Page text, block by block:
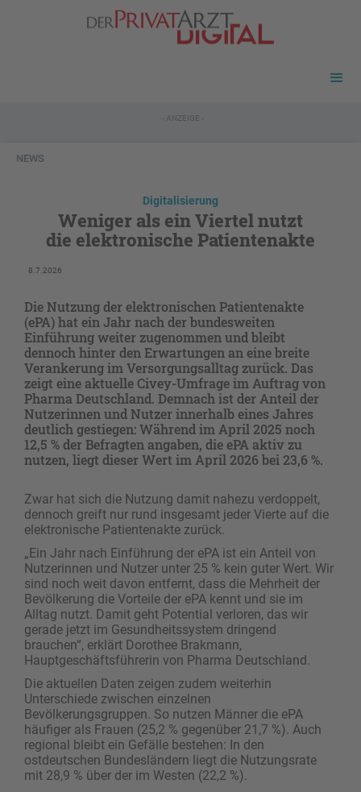
- ANZEIGE -
NEWS
Digitalisierung
Weniger als ein Viertel nutzt
die elektronische Patientenakte
8.7.2026
Die Nutzung der elektronischen Patientenakte
(ePA) hat ein Jahr nach der bundesweiten
Einführung weiter zugenommen und bleibt
dennoch hinter den Erwartungen an eine breite
Verankerung im Versorgungsalltag zurück. Das
zeigt eine aktuelle Civey-Umfrage im Auftrag von
Pharma Deutschland. Demnach ist der Anteil der
Nutzerinnen und Nutzer innerhalb eines Jahres
deutlich gestiegen: Während im April 2025 noch
12,5 % der Befragten angaben, die ePA aktiv zu
nutzen, liegt dieser Wert im April 2026 bei 23,6 %.
Zwar hat sich die Nutzung damit nahezu verdoppelt,
dennoch greift nur rund insgesamt jeder Vierte auf die
elektronische Patientenakte zurück.
„Ein Jahr nach Einführung der ePA ist ein Anteil von
Nutzerinnen und Nutzer unter 25 % kein guter Wert. Wir
sind noch weit davon entfernt, dass die Mehrheit der
Bevölkerung die Vorteile der ePA kennt und sie im
Alltag nutzt. Damit geht Potential verloren, das wir
gerade jetzt im Gesundheitssystem dringend
brauchen“, erklärt Dorothee Brakmann,
Hauptgeschäftsführerin von Pharma Deutschland.
Die aktuellen Daten zeigen zudem weiterhin
Unterschiede zwischen einzelnen
Bevölkerungsgruppen. So nutzen Männer die ePA
häufiger als Frauen (25,2 % gegenüber 21,7 %). Auch
regional bleibt ein Gefälle bestehen: In den
ostdeutschen Bundesländern liegt die Nutzungsrate
mit 28,9 % über der im Westen (22,2 %).